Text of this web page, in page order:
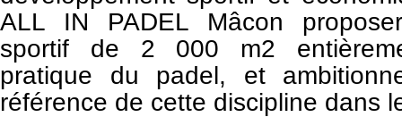
ALL IN PADEL Mâcon
sportif de 2 000 m2
pratique du padel, et
référence de cette discipline dans